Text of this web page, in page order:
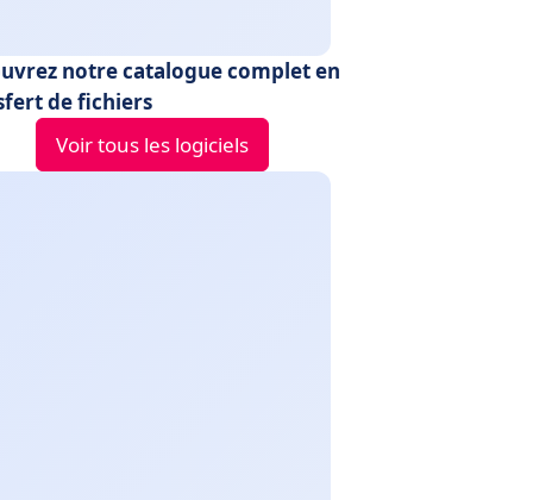
notre catalogue complet en
de fichiers
Voir tous les logiciels